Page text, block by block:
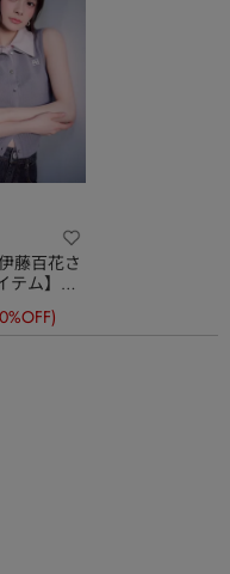
藤百花さ
テム】シ
スト